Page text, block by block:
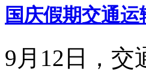
国庆假期交通
9月12日，交